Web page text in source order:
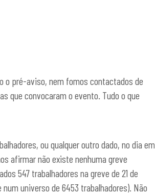
o pré-aviso, nem fomos contactados de
que convocaram o evento. Tudo o que
ou qualquer outro dado, no dia em
afirmar não existe nenhuma greve
547 trabalhadores na greve de 21 de
universo de 6453 trabalhadores). Não